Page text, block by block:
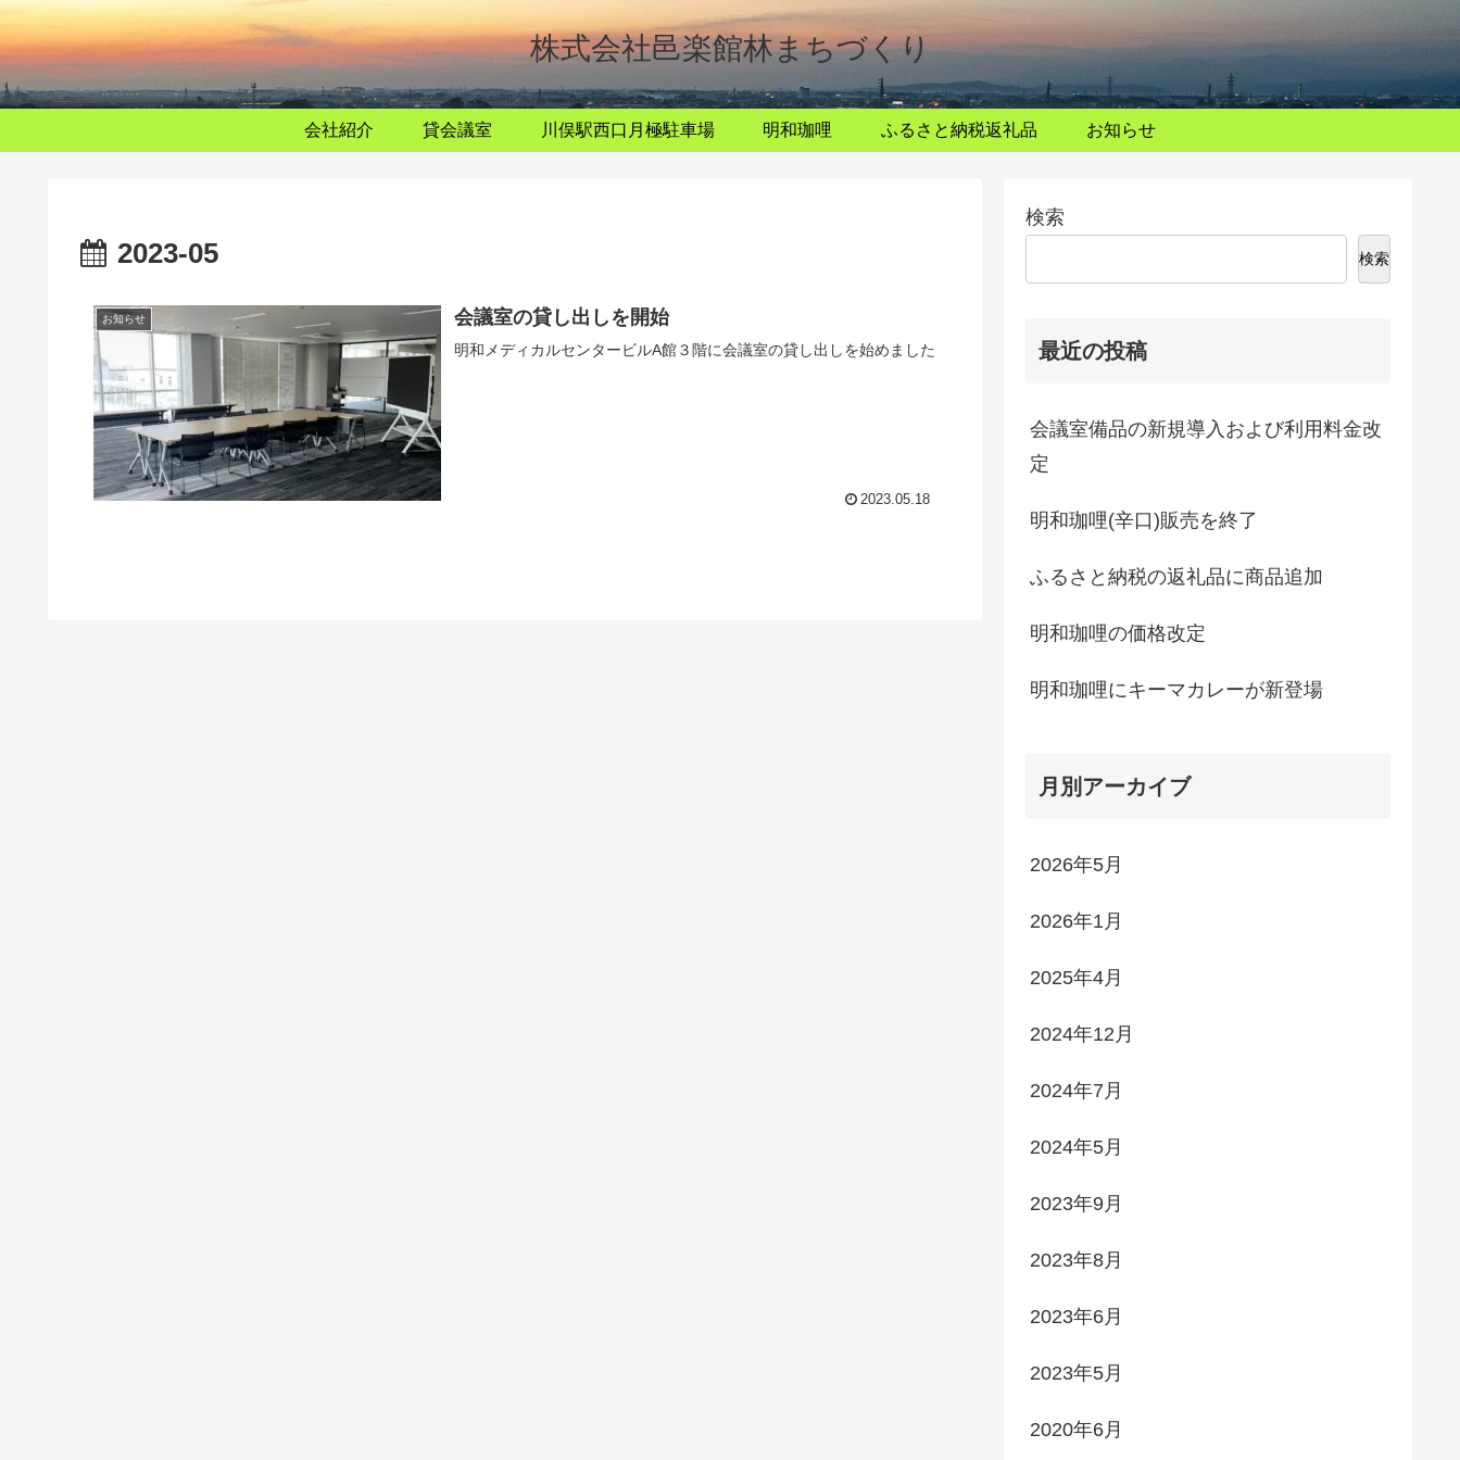
株式会社邑楽館林まちづくり
会社紹介 貸会議室 川俣駅西口月極駐車場 明和珈哩 ふるさと納税返礼品 お知らせ
2023-05
お知らせ 会議室の貸し出しを開始
明和メディカルセンタービルA館３階に会議室の貸し出しを始めました
2023.05.18
検索
検索
最近の投稿
会議室備品の新規導入および利用料金改
定
明和珈哩(辛口)販売を終了
ふるさと納税の返礼品に商品追加
明和珈哩の価格改定
明和珈哩にキーマカレーが新登場
月別アーカイブ
2026年5月
2026年1月
2025年4月
2024年12月
2024年7月
2024年5月
2023年9月
2023年8月
2023年6月
2023年5月
2020年6月